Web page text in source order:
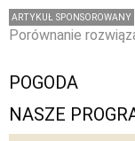
ARTYKUŁ SPONSOROWANY
Porównanie
POGODA
NASZE